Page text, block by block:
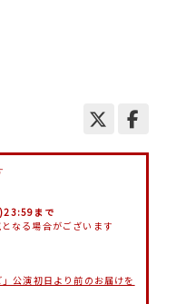
まで
なる場合がございます
演初日より前のお届けを